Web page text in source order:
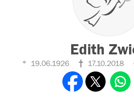
Edith
19.06.1926 17.10.2018